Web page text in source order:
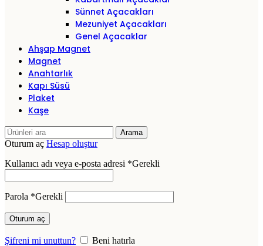
Sünnet Açacakları
Mezuniyet Açacakları
Genel Açacaklar
Ahşap Magnet
Magnet
Anahtarlık
Kapı Süsü
Plaket
Kaşe
Arama
Oturum aç Hesap oluştur
Kullanıcı adı veya e-posta adresi *Gerekli
Parola *Gerekli
Oturum aç
Şifreni mi unuttun? Beni hatırla